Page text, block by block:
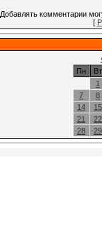
Добавлять комментарии
[
Пн
Вт
1
7
8
14
15
21
22
28
29